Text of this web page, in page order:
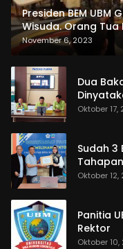
Presiden BEM
Wisuda. Orang Tua
dan Pemasangan
November 6, 2023
Dua
Oktober 17,
Sudah
Oktober 12,
Panitia
Rektor
Oktober 10,